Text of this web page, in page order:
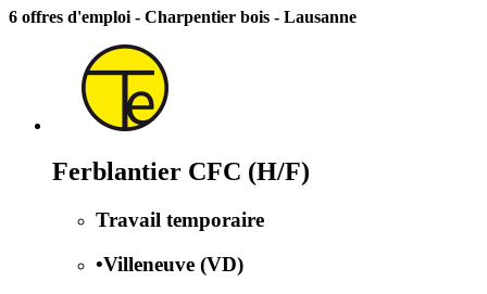
6 offres d'emploi - Charpentier bois - Lausanne
Ferblantier CFC (H/F)
Travail temporaire
•Villeneuve (VD)